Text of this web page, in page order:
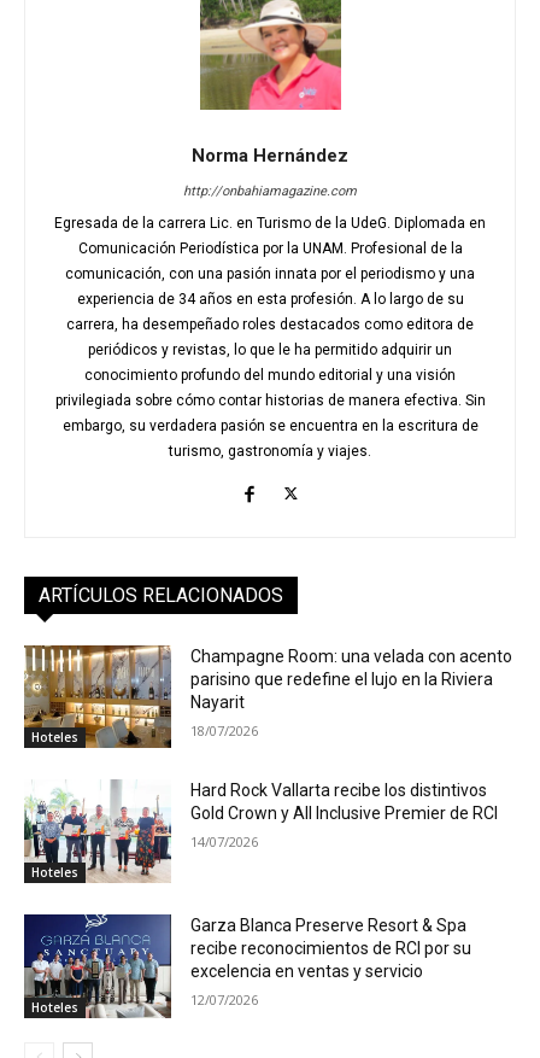
Norma Hernández
http://onbahiamagazine.com
Egresada de la carrera Lic. en Turismo de la UdeG. Diplomada en
Comunicación Periodística por la UNAM. Profesional de la
comunicación, con una pasión innata por el periodismo y una
experiencia de 34 años en esta profesión. A lo largo de su
carrera, ha desempeñado roles destacados como editora de
periódicos y revistas, lo que le ha permitido adquirir un
conocimiento profundo del mundo editorial y una visión
privilegiada sobre cómo contar historias de manera efectiva. Sin
embargo, su verdadera pasión se encuentra en la escritura de
turismo, gastronomía y viajes.
ARTÍCULOS RELACIONADOS
Hoteles
Champagne Room: una velada con acento
parisino que redefine el lujo en la Riviera
Nayarit
18/07/2026
Hoteles
Hard Rock Vallarta recibe los distintivos
Gold Crown y All Inclusive Premier de RCI
14/07/2026
Hoteles
Garza Blanca Preserve Resort & Spa
recibe reconocimientos de RCI por su
excelencia en ventas y servicio
12/07/2026